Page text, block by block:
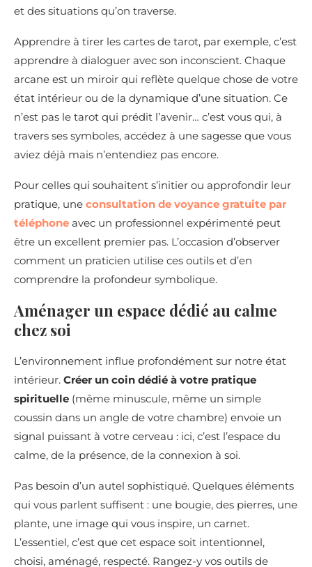
et des situations qu’on traverse.
Apprendre à tirer les cartes de tarot, par exemple, c’est
apprendre à dialoguer avec son inconscient. Chaque
arcane est un miroir qui reflète quelque chose de votre
état intérieur ou de la dynamique d’une situation. Ce
n’est pas le tarot qui prédit l’avenir… c’est vous qui, à
travers ses symboles, accédez à une sagesse que vous
aviez déjà mais n’entendiez pas encore.
Pour celles qui souhaitent s’initier ou approfondir leur
pratique, une consultation de voyance gratuite par
téléphone avec un professionnel expérimenté peut
être un excellent premier pas. L’occasion d’observer
comment un praticien utilise ces outils et d’en
comprendre la profondeur symbolique.
Aménager un espace dédié au calme
chez soi
L’environnement influe profondément sur notre état
intérieur. Créer un coin dédié à votre pratique
spirituelle (même minuscule, même un simple
coussin dans un angle de votre chambre) envoie un
signal puissant à votre cerveau : ici, c’est l’espace du
calme, de la présence, de la connexion à soi.
Pas besoin d’un autel sophistiqué. Quelques éléments
qui vous parlent suffisent : une bougie, des pierres, une
plante, une image qui vous inspire, un carnet.
L’essentiel, c’est que cet espace soit intentionnel,
choisi, aménagé, respecté. Rangez-y vos outils de